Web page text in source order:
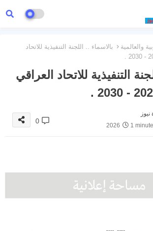
والعالمية
بالاسماء .. اللجنة التنفيذية للاتحاد
التنفيذية للاتحاد العراقي
نيوز
1
0